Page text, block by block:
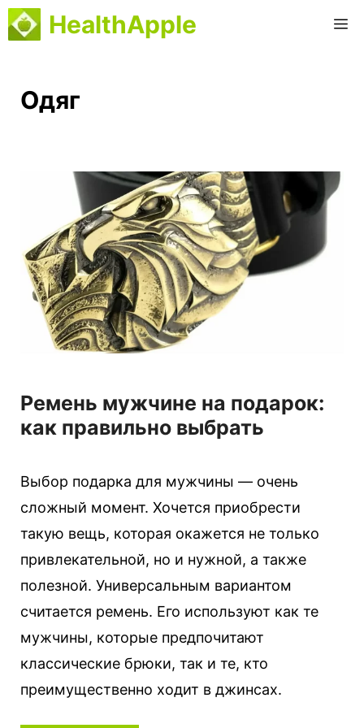
Перейти
до
HealthApple
Одяг
Ремень мужчине на подарок:
как правильно выбрать
Выбор подарка для мужчины — очень
сложный момент. Хочется приобрести
такую вещь, которая окажется не только
привлекательной, но и нужной, а также
полезной. Универсальным вариантом
считается ремень. Его используют как те
мужчины, которые предпочитают
классические брюки, так и те, кто
преимущественно ходит в джинсах.